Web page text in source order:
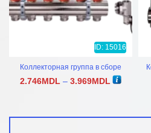
ID: 15016
Коллекторная группа в сборе
2.746MDL – 3.969MDL Диапазон